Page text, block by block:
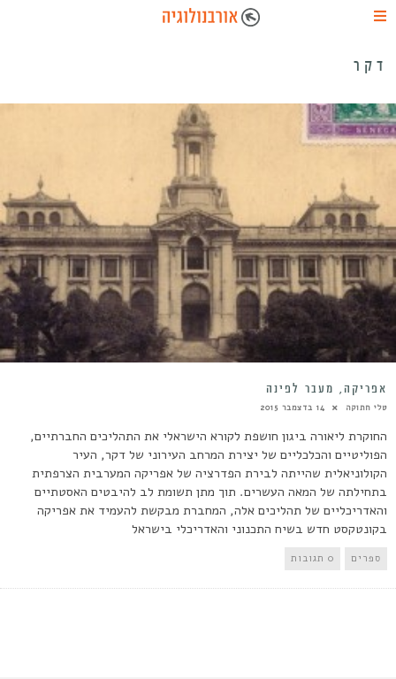
דקר
אפריקה, מעבר לפינה
טלי חתוקה 14 בדצמבר 2015
החוקרת ליאורה ביגון חושפת לקורא הישראלי את התהליכים החברתיים,
הפוליטיים והכלכליים של יצירת המרחב העירוני של דקר, העיר
הקולוניאלית שהייתה לבירת הפדרציה של אפריקה המערבית הצרפתית
בתחילתה של המאה העשרים. תוך מתן תשומת לב להיבטים האסטתיים
והאדריכליים של תהליכים אלה, המחברת מבקשת להעמיד את אפריקה
בקונטקסט חדש בשיח התכנוני והאדריכלי בישראל
ספרים 0 תגובות